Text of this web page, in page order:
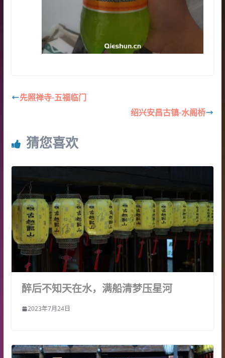
先照禅寺-五福临门
绍兴安昌古镇-水阁桥
猜您喜欢
醉后不知天在水，满船清梦压星河
2023年7月24日